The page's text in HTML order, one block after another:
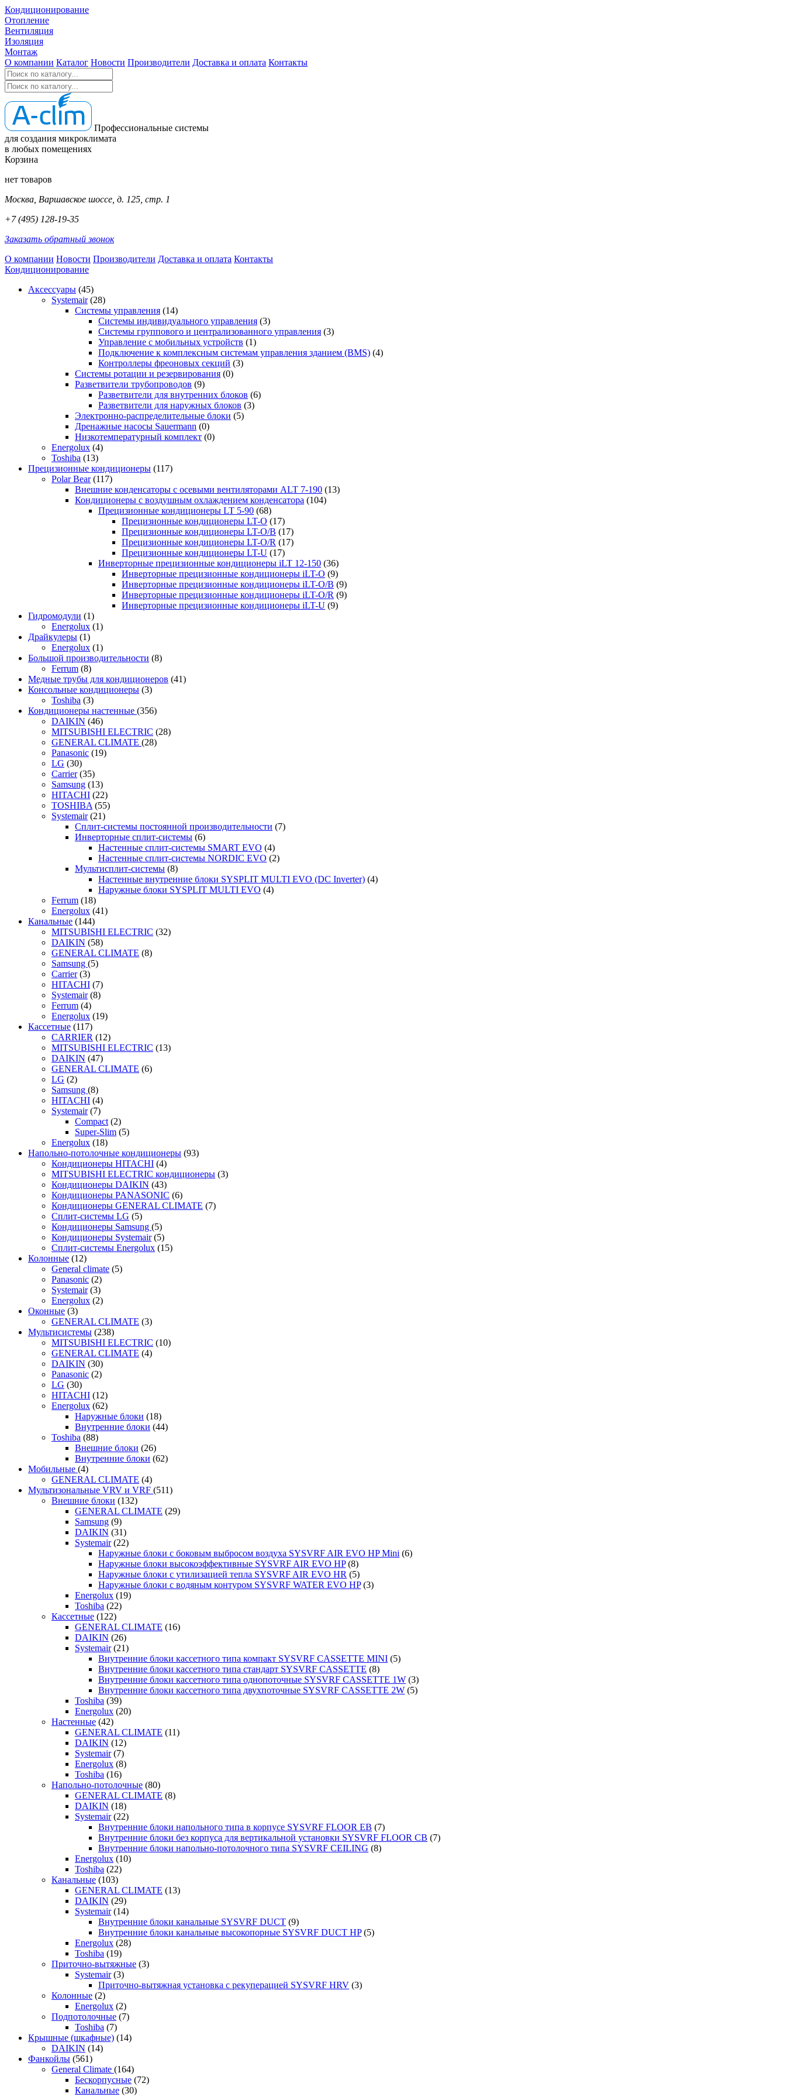
Кондиционирование
Отопление
Вентиляция
Изоляция
Монтаж
О компании Каталог Новости Производители Доставка и оплата Контакты
Профессиональные системы
для создания микроклимата
в любых помещениях
Корзина
нет товаров
Москва, Варшавское шоссе, д. 125, стр. 1
+7 (495) 128-19-35
Заказать обратный звонок
О компании Новости Производители Доставка и оплата Контакты
Кондиционирование
Аксессуары (45)
Systemair (28)
Системы управления (14)
Системы индивидуального управления (3)
Системы группового и централизованного управления (3)
Управление с мобильных устройств (1)
Подключение к комплексным системам управления зданием (BMS) (4)
Контроллеры фреоновых секций (3)
Системы ротации и резервирования (0)
Разветвители трубопроводов (9)
Разветвители для внутренних блоков (6)
Разветвители для наружных блоков (3)
Электронно-распределительные блоки (5)
Дренажные насосы Sauermann (0)
Низкотемпературный комплект (0)
Energolux (4)
Toshiba (13)
Прецизионные кондиционеры (117)
Polar Bear (117)
Внешние конденсаторы с осевыми вентиляторами ALT 7-190 (13)
Кондиционеры с воздушным охлаждением конденсатора (104)
Прецизионные кондиционеры LT 5-90 (68)
Прецизионные кондиционеры LT-O (17)
Прецизионные кондиционеры LT-O/B (17)
Прецизионные кондиционеры LT-O/R (17)
Прецизионные кондиционеры LT-U (17)
Инверторные прецизионные кондиционеры iLT 12-150 (36)
Инверторные прецизионные кондиционеры iLT-O (9)
Инверторные прецизионные кондиционеры iLT-O/B (9)
Инверторные прецизионные кондиционеры iLT-O/R (9)
Инверторные прецизионные кондиционеры iLT-U (9)
Гидромодули (1)
Energolux (1)
Драйкулеры (1)
Energolux (1)
Большой производительности (8)
Ferrum (8)
Медные трубы для кондиционеров (41)
Консольные кондиционеры (3)
Toshiba (3)
Кондиционеры настенные (356)
DAIKIN (46)
MITSUBISHI ELECTRIC (28)
GENERAL CLIMATE (28)
Panasonic (19)
LG (30)
Carrier (35)
Samsung (13)
HITACHI (22)
TOSHIBA (55)
Systemair (21)
Сплит-системы постоянной производительности (7)
Инверторные сплит-системы (6)
Настенные сплит-системы SMART EVO (4)
Настенные сплит-системы NORDIC EVO (2)
Мультисплит-системы (8)
Настенные внутренние блоки SYSPLIT MULTI EVO (DC Inverter) (4)
Наружные блоки SYSPLIT MULTI EVO (4)
Ferrum (18)
Energolux (41)
Канальные (144)
MITSUBISHI ELECTRIC (32)
DAIKIN (58)
GENERAL CLIMATE (8)
Samsung (5)
Carrier (3)
HITACHI (7)
Systemair (8)
Ferrum (4)
Energolux (19)
Кассетные (117)
CARRIER (12)
MITSUBISHI ELECTRIC (13)
DAIKIN (47)
GENERAL CLIMATE (6)
LG (2)
Samsung (8)
HITACHI (4)
Systemair (7)
Compact (2)
Super-Slim (5)
Energolux (18)
Напольно-потолочные кондиционеры (93)
Кондиционеры HITACHI (4)
MITSUBISHI ELECTRIC кондиционеры (3)
Кондиционеры DAIKIN (43)
Кондиционеры PANASONIC (6)
Кондиционеры GENERAL CLIMATE (7)
Сплит-системы LG (5)
Кондиционеры Samsung (5)
Кондиционеры Systemair (5)
Сплит-системы Energolux (15)
Колонные (12)
General climate (5)
Panasonic (2)
Systemair (3)
Energolux (2)
Оконные (3)
GENERAL CLIMATE (3)
Мультисистемы (238)
MITSUBISHI ELECTRIC (10)
GENERAL CLIMATE (4)
DAIKIN (30)
Panasonic (2)
LG (30)
HITACHI (12)
Energolux (62)
Наружные блоки (18)
Внутренние блоки (44)
Toshiba (88)
Внешние блоки (26)
Внутренние блоки (62)
Мобильные (4)
GENERAL CLIMATE (4)
Мультизональные VRV и VRF (511)
Внешние блоки (132)
GENERAL CLIMATE (29)
Samsung (9)
DAIKIN (31)
Systemair (22)
Наружные блоки с боковым выбросом воздуха SYSVRF AIR EVO HP Mini (6)
Наружные блоки высокоэффективные SYSVRF AIR EVO HP (8)
Наружные блоки с утилизацией тепла SYSVRF AIR EVO HR (5)
Наружные блоки с водяным контуром SYSVRF WATER EVO HP (3)
Energolux (19)
Toshiba (22)
Кассетные (122)
GENERAL CLIMATE (16)
DAIKIN (26)
Systemair (21)
Внутренние блоки кассетного типа компакт SYSVRF CASSETTE MINI (5)
Внутренние блоки кассетного типа стандарт SYSVRF CASSETTE (8)
Внутренние блоки кассетного типа однопоточные SYSVRF CASSETTE 1W (3)
Внутренние блоки кассетного типа двухпоточные SYSVRF CASSETTE 2W (5)
Toshiba (39)
Energolux (20)
Настенные (42)
GENERAL CLIMATE (11)
DAIKIN (12)
Systemair (7)
Energolux (8)
Toshiba (16)
Напольно-потолочные (80)
GENERAL CLIMATE (8)
DAIKIN (18)
Systemair (22)
Внутренние блоки напольного типа в корпусе SYSVRF FLOOR EB (7)
Внутренние блоки без корпуса для вертикальной установки SYSVRF FLOOR CB (7)
Внутренние блоки напольно-потолочного типа SYSVRF CEILING (8)
Energolux (10)
Toshiba (22)
Канальные (103)
GENERAL CLIMATE (13)
DAIKIN (29)
Systemair (14)
Внутренние блоки канальные SYSVRF DUCT (9)
Внутренние блоки канальные высокопорные SYSVRF DUCT HP (5)
Energolux (28)
Toshiba (19)
Приточно-вытяжные (3)
Systemair (3)
Приточно-вытяжная установка с рекуперацией SYSVRF HRV (3)
Колонные (2)
Energolux (2)
Подпотолочные (7)
Toshiba (7)
Крышные (шкафные) (14)
DAIKIN (14)
Фанкойлы (561)
General Climate (164)
Бескорпусные (72)
Канальные (30)